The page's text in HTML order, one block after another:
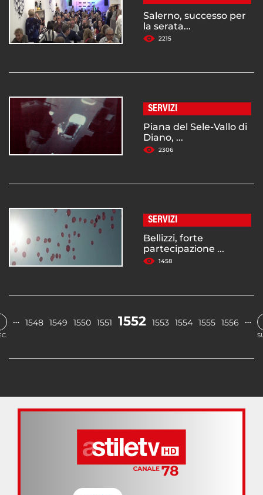
Salerno, successo per
la serata...
2215
SERVIZI
Piana del Sele-Vallo di
Diano, ...
2306
SERVIZI
Bellizzi, forte
partecipazione ...
1458
… 1548 1549 1550 1551 1552 1553 1554 1555 1556 …